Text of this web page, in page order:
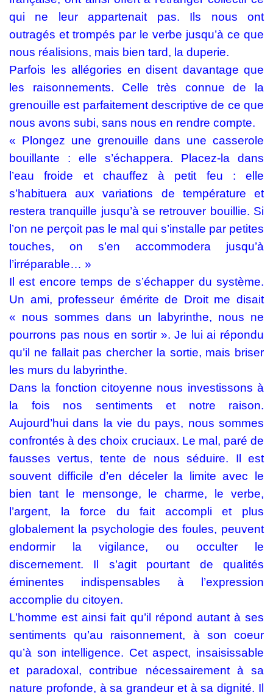
qui ne leur appartenait pas. Ils nous ont
outragés et trompés par le verbe jusqu’à ce que
nous réalisions, mais bien tard, la duperie.
Parfois les allégories en disent davantage que
les raisonnements. Celle très connue de la
grenouille est parfaitement descriptive de ce que
nous avons subi, sans nous en rendre compte.
« Plongez une grenouille dans une casserole
bouillante : elle s’échappera. Placez-la dans
l’eau froide et chauffez à petit feu : elle
s’habituera aux variations de température et
restera tranquille jusqu’à se retrouver bouillie. Si
l’on ne perçoit pas le mal qui s’installe par petites
touches, on s’en accommodera jusqu’à
l’irréparable… »
Il est encore temps de s’échapper du système.
Un ami, professeur émérite de Droit me disait
« nous sommes dans un labyrinthe, nous ne
pourrons pas nous en sortir ». Je lui ai répondu
qu’il ne fallait pas chercher la sortie, mais briser
les murs du labyrinthe.
Dans la fonction citoyenne nous investissons à
la fois nos sentiments et notre raison.
Aujourd’hui dans la vie du pays, nous sommes
confrontés à des choix cruciaux. Le mal, paré de
fausses vertus, tente de nous séduire. Il est
souvent difficile d’en déceler la limite avec le
bien tant le mensonge, le charme, le verbe,
l’argent, la force du fait accompli et plus
globalement la psychologie des foules, peuvent
endormir la vigilance, ou occulter le
discernement. Il s’agit pourtant de qualités
éminentes indispensables à l’expression
accomplie du citoyen.
L’homme est ainsi fait qu’il répond autant à ses
sentiments qu’au raisonnement, à son coeur
qu’à son intelligence. Cet aspect, insaisissable
et paradoxal, contribue nécessairement à sa
nature profonde, à sa grandeur et à sa dignité. Il